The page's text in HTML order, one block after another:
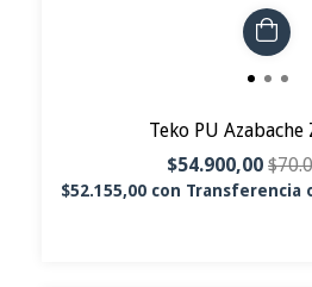
Teko PU
$54.900,00
$52.155,00 con Transferencia